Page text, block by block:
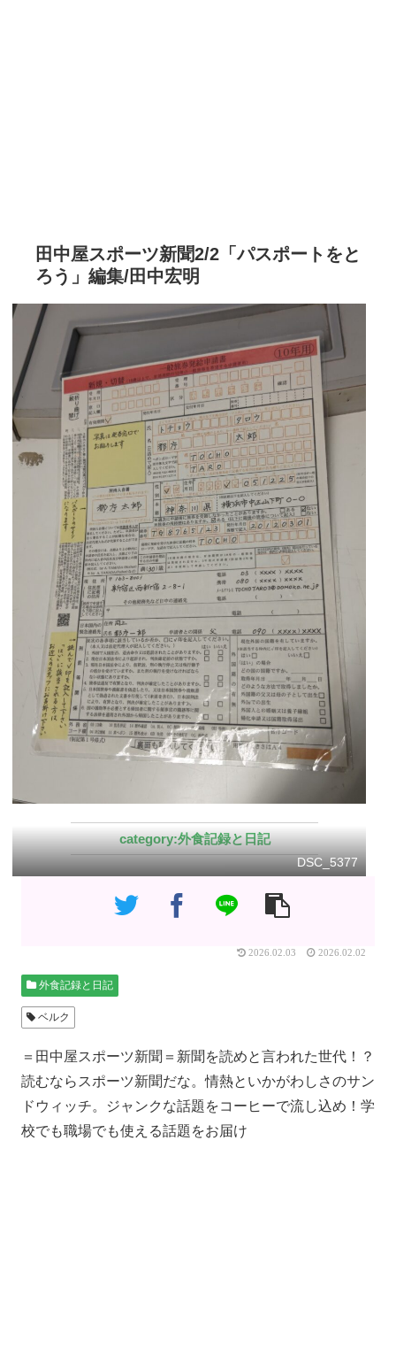
田中屋スポーツ新聞2/2「パスポートをと
ろう」編集/田中宏明
外食記録と日記
DSC_5377
2026.02.03 2026.02.02
外食記録と日記
ベルク
＝田中屋スポーツ新聞＝新聞を読めと言われた世代！？
読むならスポーツ新聞だな。情熱といかがわしさのサン
ドウィッチ。ジャンクな話題をコーヒーで流し込め！学
校でも職場でも使える話題をお届け